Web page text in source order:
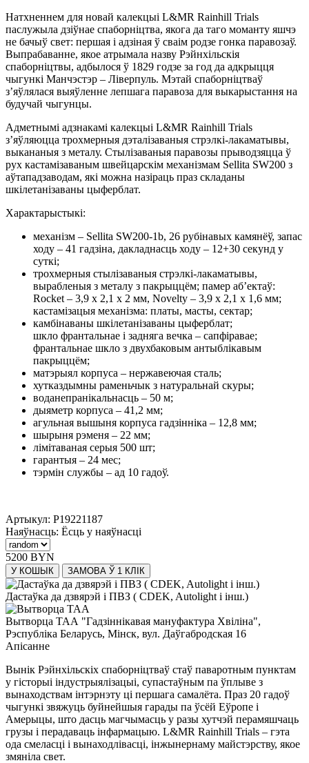
Натхненнем для новай калекцыі L&MR Rainhill Trials
паслужыла дзіўнае спаборніцтва, якога да таго моманту яшчэ
не бачыў свет: першая і адзіная ў сваім родзе гонка паравозаў.
Выпрабаванне, якое атрымала назву Рэйнхільскія
спаборніцтвы, адбылося ў 1829 годзе за год да адкрыцця
чыгункі Манчэстэр – Ліверпуль. Мэтай спаборніцтваў
з’яўлялася выяўленне лепшага паравоза для выкарыстання на
будучай чыгунцы.
Адметнымі адзнакамі калекцыі L&MR Rainhill Trials
з’яўляюцца трохмерныя дэталізаваныя стрэлкі-лакаматывы,
выкананыя з металу. Стылізаваныя паравозы прыводзяцца ў
рух кастамізаваным швейцарскім механізмам Sellita SW200 з
аўтападзаводам, які можна назіраць праз складаны
шкілетанізаваны цыферблат.
Характарыстыкі:
механізм – Sellita SW200-1b, 26 рубінавых камянёў, запас
ходу – 41 гадзіна, дакладнасць ходу – 12+30 секунд у
суткі;
трохмерныя стылізаваныя стрэлкі-лакаматывы,
вырабленыя з металу з пакрыццём; памер аб’ектаў:
Rocket – 3,9 x 2,1 x 2 мм, Novelty – 3,9 x 2,1 x 1,6 мм;
кастамізацыя механізма: платы, масты, сектар;
камбінаваны шкілетанізаваны цыферблат;
шкло франтальнае і задняга вечка – сапфіравае;
франтальнае шкло з двухбаковым антыблікавым
пакрыццём;
матэрыял корпуса – нержавеючая сталь;
хутказдымны раменьчык з натуральнай скуры;
воданепранікальнасць – 50 м;
дыяметр корпуса – 41,2 мм;
агульная вышыня корпуса гадзінніка – 12,8 мм;
шырыня рэменя – 22 мм;
лімітаваная серыя 500 шт;
гарантыя – 24 мес;
тэрмін службы – ад 10 гадоў.
Артыкул: P19221187
Наяўнасць: Ёсць у наяўнасці
5200 BYN
У КОШЫК ЗАМОВА Ў 1 КЛІК
Дастаўка да дзвярэй і ПВЗ ( CDEK, Autolight і інш.)
Вытворца ТАА "Гадзіннікавая мануфактура Хвіліна",
Рэспубліка Беларусь, Мінск, вул. Даўгабродская 16
Апiсанне
Вынік Рэйнхільскіх спаборніцтваў стаў паваротным пунктам
у гісторыі індустрыялізацыі, супастаўным па ўплыве з
вынаходствам інтэрнэту ці першага самалёта. Праз 20 гадоў
чыгункі звяжуць буйнейшыя гарады па ўсёй Еўропе і
Амерыцы, што дасць магчымасць у разы хутчэй перамяшчаць
грузы і перадаваць інфармацыю. L&MR Rainhill Trials – гэта
ода смеласці і вынаходлівасці, інжынернаму майстэрству, якое
змяніла свет.